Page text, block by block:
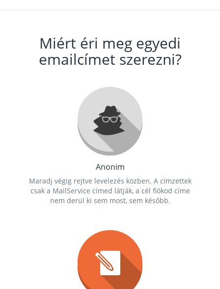
Miért éri meg egyedi
emailcímet szerezni?
Anonim
Maradj végig rejtve levelezés közben. A címzettek
csak a MailService címed látják, a cél fiókod címe
nem derül ki sem most, sem később.